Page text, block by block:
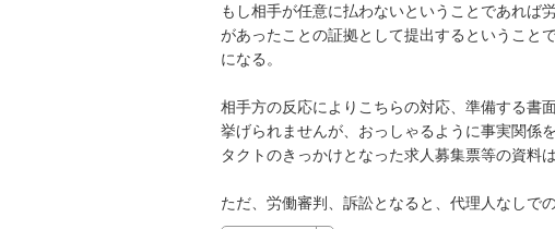
もし相手が任意に払わないということであれば
があったことの証拠として提出するということ
になる。
相手方の反応によりこちらの対応、準備する書
挙げられませんが、おっしゃるように事実関係
タクトのきっかけとなった求人募集票等の資料
ただ、労働審判、訴訟となると、代理人なしで